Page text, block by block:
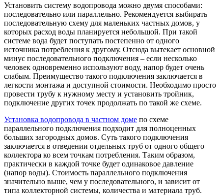
Установить систему водопровода можно двумя способами:
последовательно или параллельно. Рекомендуется выбирать
последовательную схему для маленьких частных домов, у
которых расход воды планируется небольшой. При такой
системе вода будет поступать постепенно от одного
источника потребления к другому. Отсюда вытекает основной
минус последовательного подключения – если несколько
человек одновременно используют воду, напор будет очень
слабым. Преимущество такого подключения заключается в
легкости монтажа и доступной стоимости. Необходимо просто
провести трубу к нужному месту и установить тройник,
подключение других точек продолжать по такой же схеме.
Установка водопровода в частном доме по схеме
параллельного подключения подходит для полноценных
больших загородных домов. Суть такого подключения
заключается в отведении отдельных труб от одного общего
коллектора ко всем точкам потребления. Таким образом,
практически в каждой точке будет одинаковое давление
(напор воды). Стоимость параллельного подключения
значительно выше, чем у последовательного, и зависит от
типа коллекторной системы, количества и материала труб.